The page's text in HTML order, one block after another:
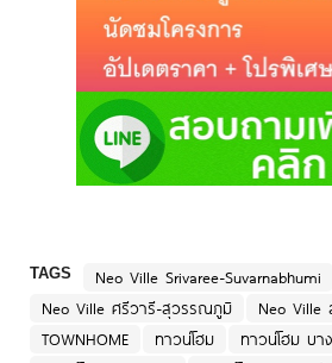
TAGS Neo Ville Srivaree-Suvarnabhumi
Neo Ville ศรีวารี-สุวรรณภูมิ
Neo
TOWNHOME
ทาวน์โฮม
ทาวน์โฮม บา